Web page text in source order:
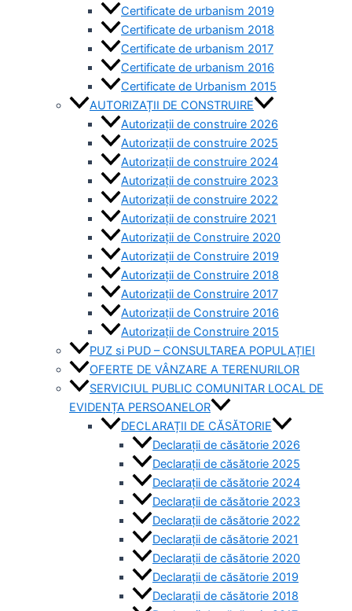
Certificate de urbanism 2019
Certificate de urbanism 2018
Certificate de urbanism 2017
Certificate de urbanism 2016
Certificate de Urbanism 2015
AUTORIZAȚII DE CONSTRUIRE
Autorizații de construire 2026
Autorizații de construire 2025
Autorizații de construire 2024
Autorizații de construire 2023
Autorizații de construire 2022
Autorizații de construire 2021
Autorizații de Construire 2020
Autorizații de Construire 2019
Autorizaţii de Construire 2018
Autorizaţii de Construire 2017
Autorizaţii de Construire 2016
Autorizaţii de Construire 2015
PUZ si PUD – CONSULTAREA POPULAȚIEI
OFERTE DE VÂNZARE A TERENURILOR
SERVICIUL PUBLIC COMUNITAR LOCAL DE
EVIDENȚA PERSOANELOR
DECLARAȚII DE CĂSĂTORIE
Declarații de căsătorie 2026
Declarații de căsătorie 2025
Declarații de căsătorie 2024
Declarații de căsătorie 2023
Declarații de căsătorie 2022
Declarații de căsătorie 2021
Declarații de căsătorie 2020
Declarații de căsătorie 2019
Declarații de căsătorie 2018